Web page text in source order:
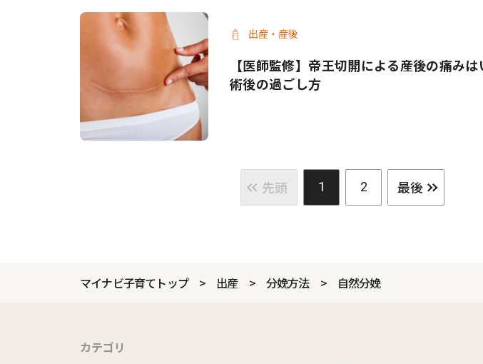
出産・産後
【医師監修】帝王切開による産後の痛み
術後の過ごし方
先頭 1 2 最後
マイナビ子育てトップ 出産 分娩方法 自然分娩
カテゴリ